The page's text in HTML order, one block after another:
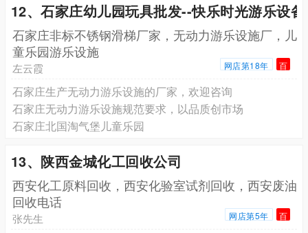
12、石家庄幼儿园玩具批发--快乐时光游乐设
石家庄非标不锈钢滑梯厂家，无动力游乐设施厂，儿
童乐园游乐设施
左云霞 网店第18年 百
石家庄生产无动力游乐设施的厂家，欢迎咨询
石家庄无动力游乐设施规范要求，以品质创市场
石家庄北国淘气堡儿童乐园
13、陕西金城化工回收公司
西安化工原料回收，西安化验室试剂回收，西安废油
回收电话
张先生 网店第5年 百